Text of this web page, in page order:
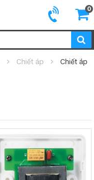
0
Chiết áp
Chiết áp